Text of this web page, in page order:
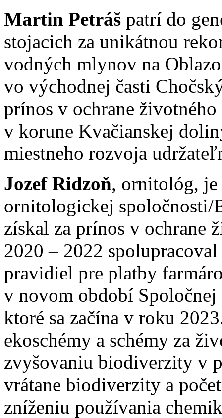
Martin Petráš patrí do
stojacich za unikátnou
vodných mlynov na
vo východnej časti
prínos v ochrane
v korune Kvačianskej
miestneho rozvoja
Jozef Ridzoň, ornitológ,
ornitologickej spoločnosti/
získal za prínos v ochrane
2020 – 2022
pravidiel pre platby
v novom období
ktoré sa začína v roku
ekoschémy a schémy za
zvyšovaniu biodiverzity v
vrátane biodiverzity a
zníženiu používania